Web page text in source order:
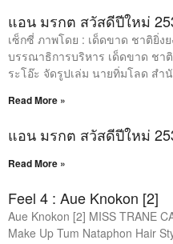
แอน มรกต สวัสดีปีใหม่
เซ็กซี่ ภาพโดย : เด็ดขาด ชาติยิ่งย
บรรณาธิการบริหาร เด็ดขาด ชา
ระโอ๊ะ จัดรูปเล่ม นายทิ่มโลด สํา
Read More »
แอน มรกต สวัสดีปีใหม่
Read More »
Feel 4 : Aue Knokon [2]
Aue Knokon [2] MISS TRANE
Make Up Tum Nataphon Hair